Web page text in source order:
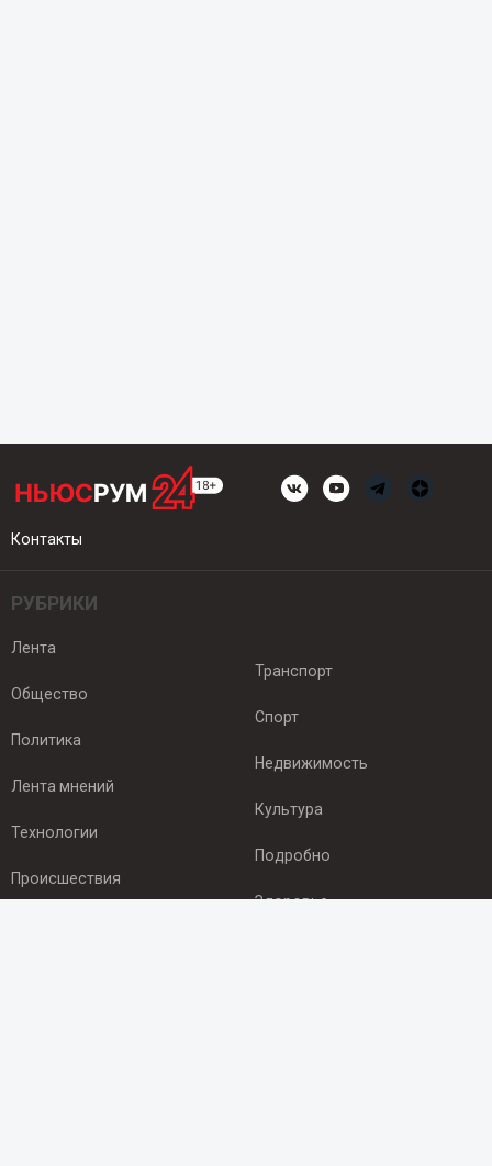
Контакты
РУБРИКИ
Лента
Общество
Политика
Лента мнений
Технологии
Происшествия
Транспорт
Спорт
Недвижимость
Культура
Подробно
Здоровье